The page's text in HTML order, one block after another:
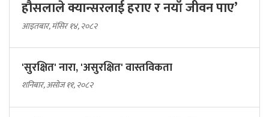
हौसलाले क्यान्सरलाई हराए र नयाँ जीवन पाए’
आइतबार, मंसिर १४, २०८२
'सुरक्षित' नारा, 'असुरक्षित' वास्तविकता
शनिबार, असोज ११, २०८२